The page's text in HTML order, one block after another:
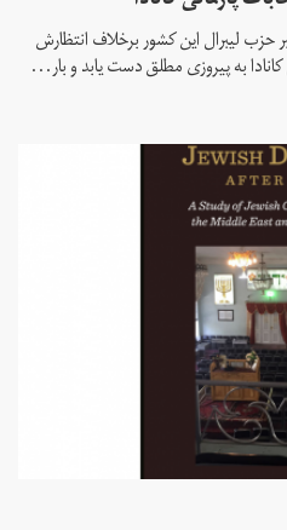
حزب لیبرال این کشور برخلاف انتظارش
کانادا به پیروزی مطلق دست یابد و بار...